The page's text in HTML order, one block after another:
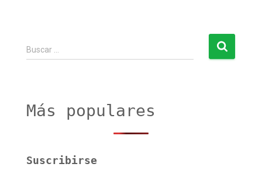
u
Buscar …
Más populares
Suscribirse